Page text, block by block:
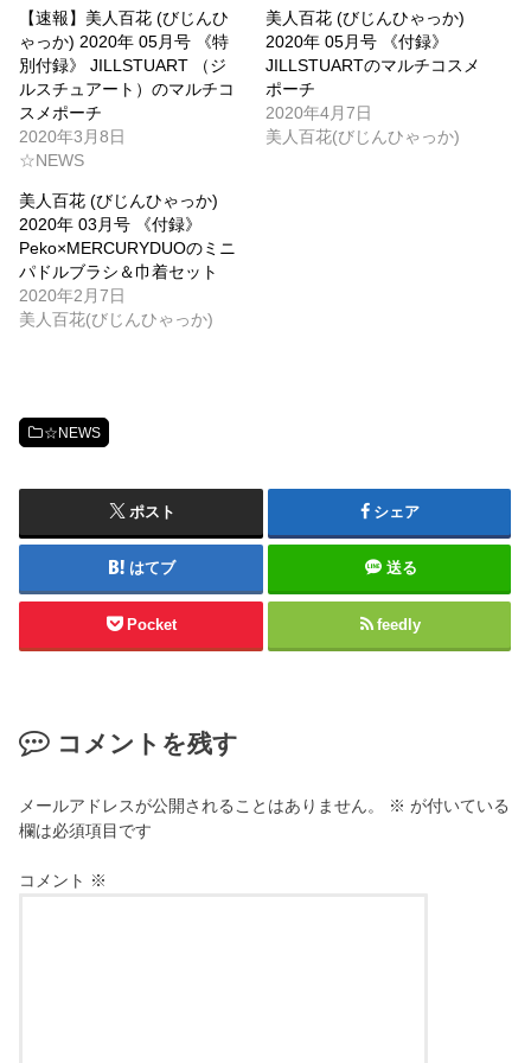
【速報】美人百花 (びじんひ
ゃっか) 2020年 05月号 《特
別付録》 JILLSTUART （ジ
ルスチュアート）のマルチコ
スメポーチ
2020年3月8日
☆NEWS
美人百花 (びじんひゃっか)
2020年 05月号 《付録》
JILLSTUARTのマルチコスメ
ポーチ
2020年4月7日
美人百花(びじんひゃっか)
美人百花 (びじんひゃっか)
2020年 03月号 《付録》
Peko×MERCURYDUOのミニ
パドルブラシ＆巾着セット
2020年2月7日
美人百花(びじんひゃっか)
☆NEWS
ポスト シェア
はてブ 送る
Pocket feedly
コメントを残す
メールアドレスが公開されることはありません。 ※ が付いている
欄は必須項目です
コメント ※